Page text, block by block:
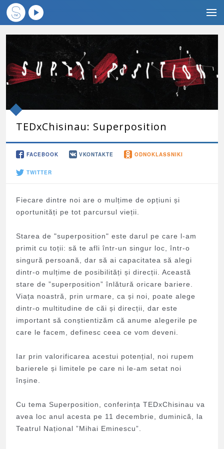
TEDxChisinau: Superposition
FACEBOOK VKONTAKTE ODNOKLASSNIKI
TWITTER
Fiecare dintre noi are o mulțime de opțiuni și
oportunități pe tot parcursul vieții.
Starea de "superposition" este darul pe care l-am
primit cu toții: să te afli într-un singur loc, într-o
singură persoană, dar să ai capacitatea să alegi
dintr-o mulțime de posibilități și direcții. Această
stare de ”superposition” înlătură oricare bariere.
Viața noastră, prin urmare, ca și noi, poate alege
dintr-o multitudine de căi și direcții, dar este
important să conștientizăm că anume alegerile pe
care le facem, definesc ceea ce vom deveni.
Iar prin valorificarea acestui potențial, noi rupem
barierele și limitele pe care ni le-am setat noi
înșine.
Cu tema Superposition, conferința TEDxChisinau va
avea loc anul acesta pe 11 decembrie, duminică, la
Teatrul Național ”Mihai Eminescu”.